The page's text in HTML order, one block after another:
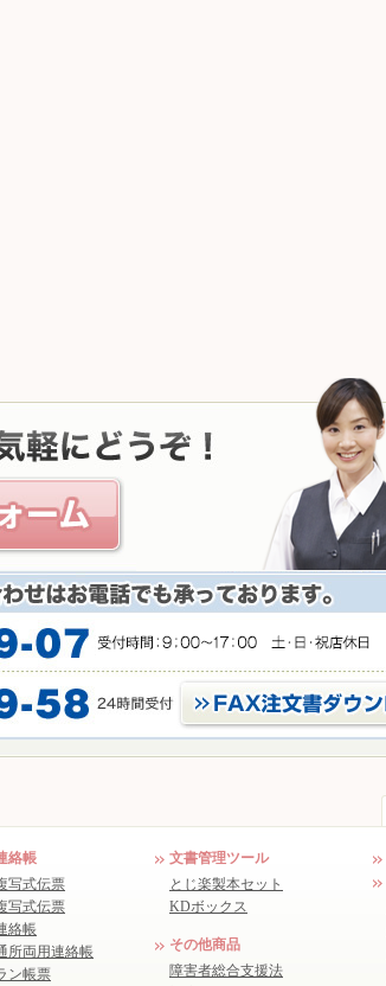
絡帳
写式伝票
写式伝票
絡帳
所両用連絡帳
ン帳票
文書管理ツール
とじ楽製本セット
KDボックス
その他商品
障害者総合支援法